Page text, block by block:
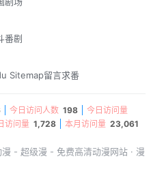
番剧
Sitemap留言求番
今日访问人数 198
今日访问量
访问量 1,728 本月访问量 23,061
- 超级漫 - 免费高清动漫网站 · 漫